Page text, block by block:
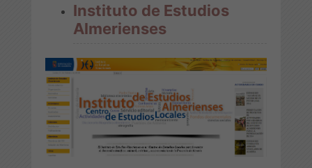
Instituto de Estudios
Almerienses